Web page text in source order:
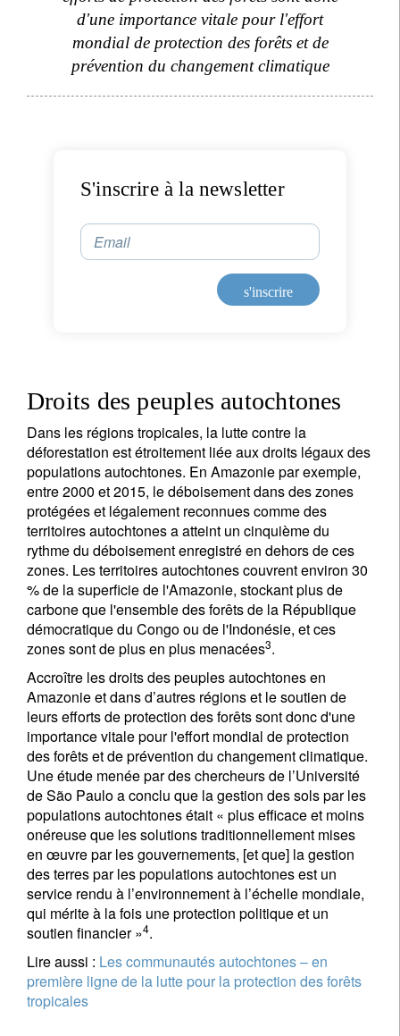
d'une importance vitale pour l'effort
mondial de protection des forêts et de
prévention du changement climatique
S'inscrire à la newsletter
Email
s'inscrire
Droits des peuples autochtones
Dans les régions tropicales, la lutte contre la
déforestation est étroitement liée aux droits légaux des
populations autochtones. En Amazonie par exemple,
entre 2000 et 2015, le déboisement dans des zones
protégées et légalement reconnues comme des
territoires autochtones a atteint un cinquième du
rythme du déboisement enregistré en dehors de ces
zones. Les territoires autochtones couvrent environ 30
% de la superficie de l'Amazonie, stockant plus de
carbone que l'ensemble des forêts de la République
démocratique du Congo ou de l'Indonésie, et ces
zones sont de plus en plus menacées3.
Accroître les droits des peuples autochtones en
Amazonie et dans d’autres régions et le soutien de
leurs efforts de protection des forêts sont donc d'une
importance vitale pour l'effort mondial de protection
des forêts et de prévention du changement climatique.
Une étude menée par des chercheurs de l’Université
de São Paulo a conclu que la gestion des sols par les
populations autochtones était « plus efficace et moins
onéreuse que les solutions traditionnellement mises
en œuvre par les gouvernements, [et que] la gestion
des terres par les populations autochtones est un
service rendu à l’environnement à l’échelle mondiale,
qui mérite à la fois une protection politique et un
soutien financier »4.
Lire aussi : Les communautés autochtones – en
première ligne de la lutte pour la protection des forêts
tropicales